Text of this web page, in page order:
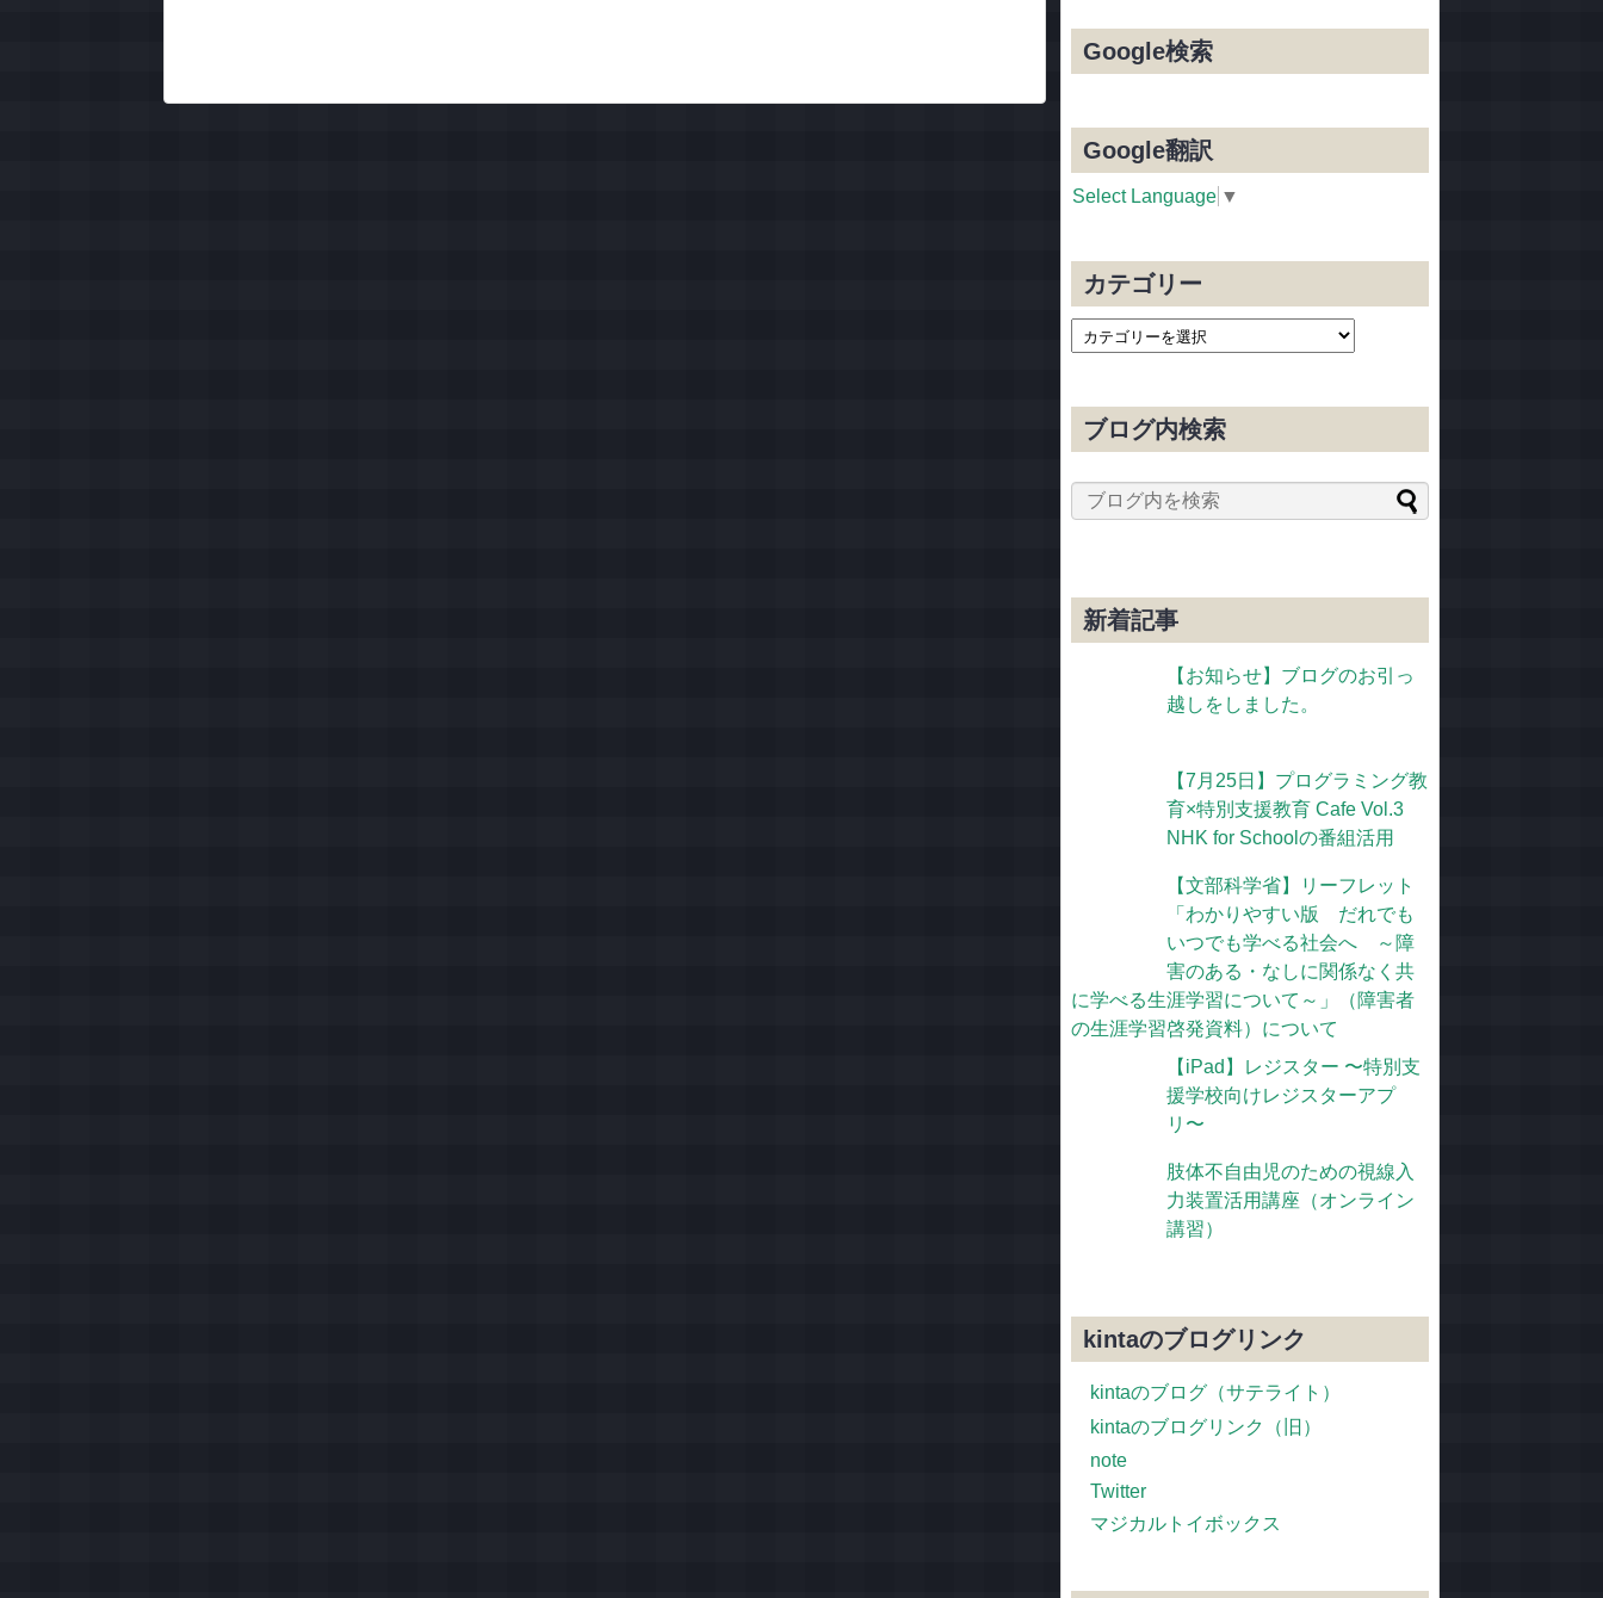
Google検索
Google翻訳
Select Language ▼
カテゴリー
ブログ内検索
新着記事
【お知らせ】ブログのお引っ
越しをしました。
【7月25日】プログラミング教
育×特別支援教育 Cafe Vol.3
NHK for Schoolの番組活用
【文部科学省】リーフレット
「わかりやすい版 だれでも
いつでも学べる社会へ ～障
害のある・なしに関係なく共
に学べる生涯学習について～」（障害者
の生涯学習啓発資料）について
【iPad】レジスター 〜特別支
援学校向けレジスターアプ
リ〜
肢体不自由児のための視線入
力装置活用講座（オンライン
講習）
kintaのブログリンク
kintaのブログ（サテライト）
kintaのブログリンク（旧）
note
Twitter
マジカルトイボックス